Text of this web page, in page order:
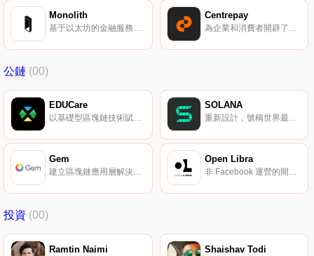
Monolith
基于以太坊的金融服務商。
Centrepay
為企業和消費者開辟了更好的連接、互動與支付方式。
公鏈 (00)
EDUCare
以基礎型區塊鏈技術賦能實體經濟。
SOLANA
重新設計，號稱世界最快的高性能區塊鏈。
Gem
建立區塊鏈應用層解決方案的核心平臺。
Open Libra
非 Facebook 運營的開放式金融普惠平臺。
投資 (00)
Ramtin Naimi Shaishav Todi